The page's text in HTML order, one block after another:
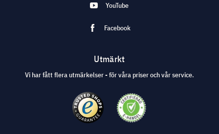
YouTube
Facebook
Utmärkt
Vi har fått flera utmärkelser - för våra priser och vår service.